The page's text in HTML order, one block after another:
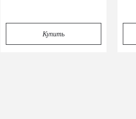
Купить